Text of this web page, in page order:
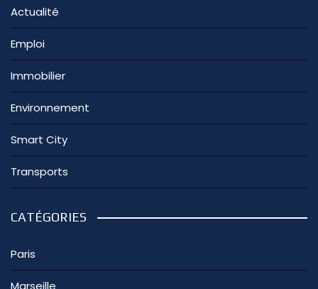
Actualité
Emploi
Immobilier
Environnement
Smart City
Transports
CATÉGORIES
Paris
Marseille